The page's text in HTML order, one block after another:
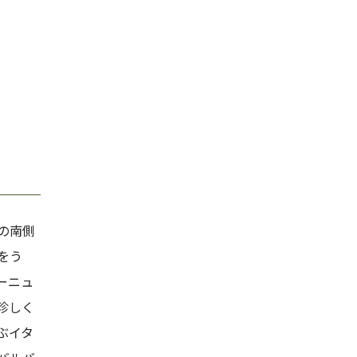
南側
う
ニュ
しく
イタ